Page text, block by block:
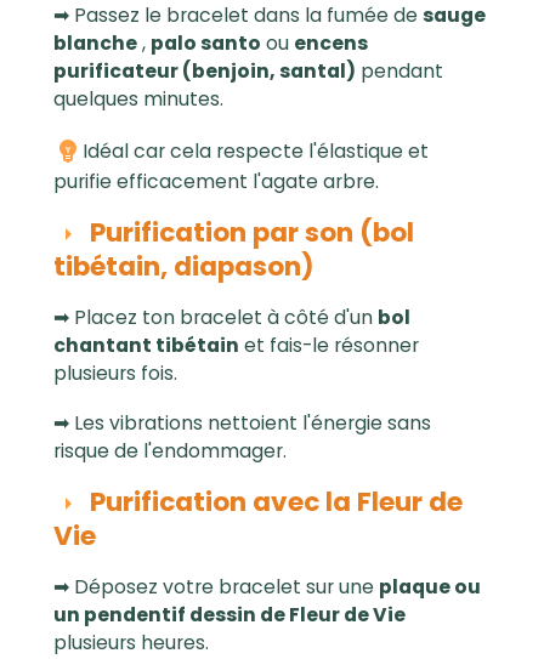
➡ Passez le bracelet dans la fumée desauge
blanche, palo santo ou encens
purificateur (benjoin, santal) pendant
quelques minutes.
Idéal car cela respecte l'élastique et
purifie efficacement l'agate arbre.
Purification par son (bol
tibétain, diapason)
➡ Placez ton bracelet à côté d'un bol
chantant tibétain et fais-le résonner
plusieurs fois.
➡ Les vibrations nettoient l'énergie sans
risque de l'endommager.
Purification avec la Fleur de
Vie
➡ Déposez votre bracelet sur une plaque ou
un pendentif dessin de Fleur de Vie
plusieurs heures.